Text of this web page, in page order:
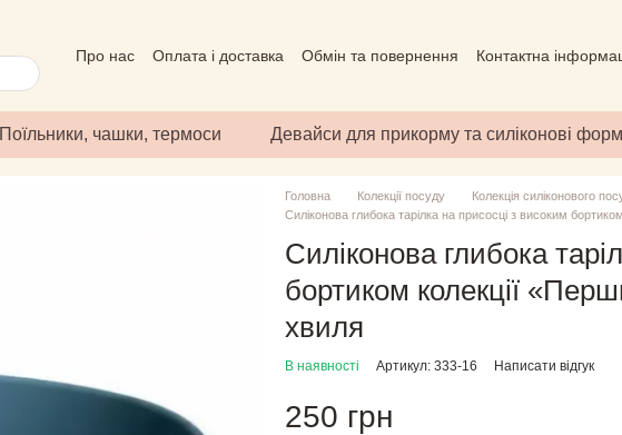
Про нас Оплата і доставка Обмін та повернення Контактна
Поїльники, чашки, термоси Девайси для прикорму та силіконові
Головна Колекції посуду Колекція силіконового
Силіконова глибока тарілка на присосці з високим
Силіконова глибока
бортиком колекції
хвиля
В наявності Артикул: 333-16 Написати відгук
250 грн